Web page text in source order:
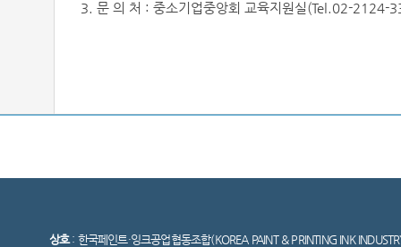
3. 문 의 처 : 중소기업중앙회 교육지원실(Tel.02-2124-
상호: 한국페인트·잉크공업협동조합(KOREA PAINT & PRINTING INK